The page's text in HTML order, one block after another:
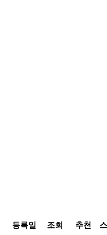
등록일 조회 추천